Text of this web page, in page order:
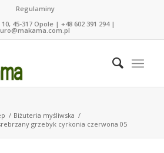
Regulaminy
45-317 Opole | +48 602 391 294 |
/ Biżuteria myśliwska /
grzebyk cyrkonia czerwona 05